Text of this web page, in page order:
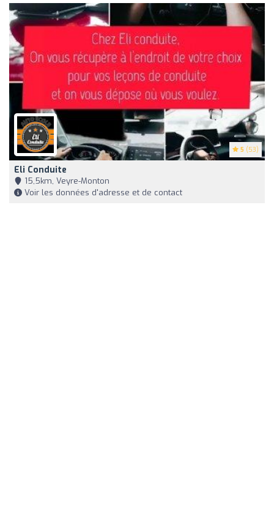
5 (53)
Eli Conduite
15,5km, Veyre-Monton
Voir les données d'adresse et de contact